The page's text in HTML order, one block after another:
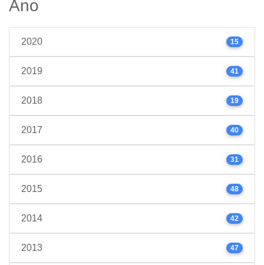
Ano
2020 15
2019 41
2018 19
2017 40
2016 31
2015 48
2014 42
2013 47